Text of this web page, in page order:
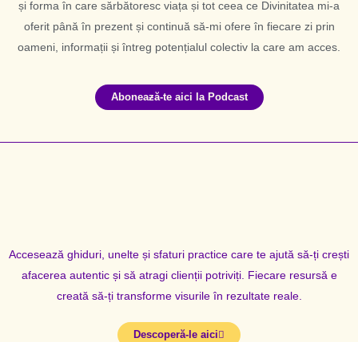
și forma în care sărbătoresc viața și tot ceea ce Divinitatea mi-a
oferit până în prezent și continuă să-mi ofere în fiecare zi prin
oameni, informații și întreg potențialul colectiv la care am acces.
Aboneaƶă-te aici la Podcast
Accesează ghiduri, unelte și sfaturi practice care te ajută să-ți crești
afacerea autentic și să atragi clienții potriviți. Fiecare resursă e
creată să-ți transforme visurile în rezultate reale.
Descoperă-le aici